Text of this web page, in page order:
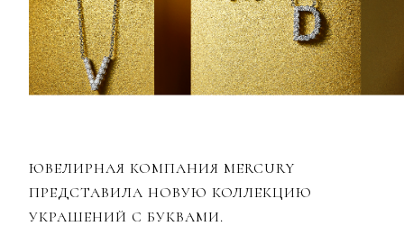
ЮВЕЛИРНАЯ КОМПАНИЯ MERCURY
ПРЕДСТАВИЛА НОВУЮ КОЛЛЕКЦИЮ
УКРАШЕНИЙ С БУКВАМИ.